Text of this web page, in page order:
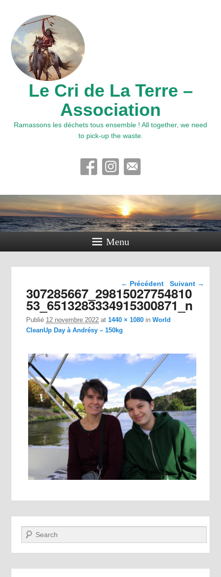
Le Cri de La Terre –
Association
Ramassons les déchets tous ensemble ! All together, we need
to pick-up the waste.
Menu
Navigation dans les
images
← Précédent Suivant →
307285667_29815027754810
53_6513283334915300871_n
Publié 12 novembre 2022 at1440 × 1080 inWorld
CleanUp Day à Andrésy – 150kg
Recherche